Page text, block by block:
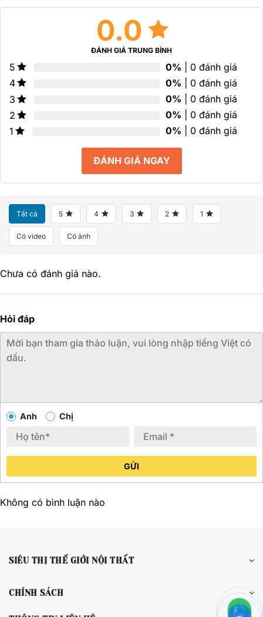
0.0
ĐÁNH GIÁ TRUNG BÌNH
5 0% | 0 đánh giá
4
0% | 0 đánh giá
3
0% | 0 đánh giá
2
0% | 0 đánh giá
1
0% | 0 đánh giá
ĐÁNH GIÁ NGAY
Tất cả 5 4 3 2 1
Có video Có ảnh
Chưa có đánh giá nào.
Hỏi đáp
Anh Chị
GỬI
Không có bình luận nào
SIÊU THỊ THẾ GIỚI NỘI THẤT
CHÍNH SÁCH